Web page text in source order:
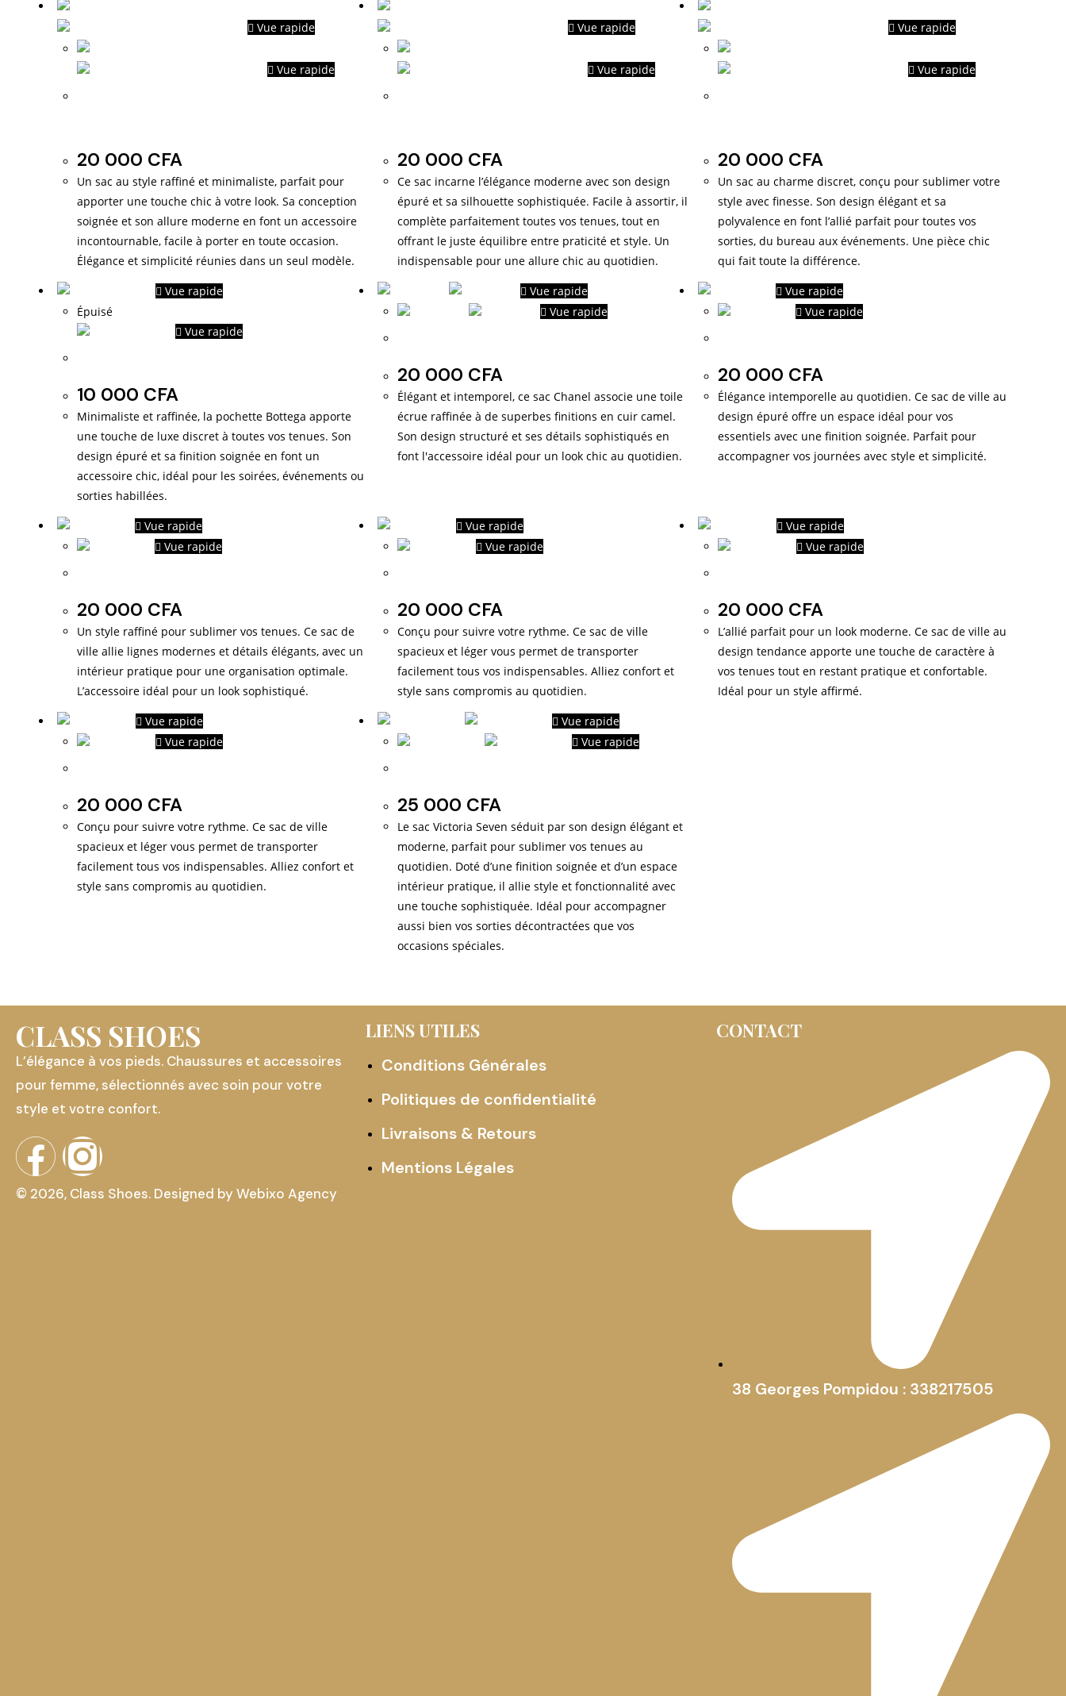
Vue rapide
Vue rapide
20 000 CFA
Un sac au style raffiné et minimaliste, parfait pour
apporter une touche chic à votre look. Sa conception
soignée et son allure moderne en font un accessoire
incontournable, facile à porter en toute occasion.
Élégance et simplicité réunies dans un seul modèle.
Vue rapide
Vue rapide
20 000 CFA
Ce sac incarne l’élégance moderne avec son design
épuré et sa silhouette sophistiquée. Facile à assortir, il
complète parfaitement toutes vos tenues, tout en
offrant le juste équilibre entre praticité et style. Un
indispensable pour une allure chic au quotidien.
Vue rapide
Vue rapide
20 000 CFA
Un sac au charme discret, conçu pour sublimer votre
style avec finesse. Son design élégant et sa
polyvalence en font l’allié parfait pour toutes vos
sorties, du bureau aux événements. Une pièce chic
qui fait toute la différence.
Vue rapide
Épuisé
Vue rapide
10 000 CFA
Minimaliste et raffinée, la pochette Bottega apporte
une touche de luxe discret à toutes vos tenues. Son
design épuré et sa finition soignée en font un
accessoire chic, idéal pour les soirées, événements ou
sorties habillées.
Vue rapide
Vue rapide
20 000 CFA
Élégant et intemporel, ce sac Chanel associe une toile
écrue raffinée à de superbes finitions en cuir camel.
Son design structuré et ses détails sophistiqués en
font l'accessoire idéal pour un look chic au quotidien.
Vue rapide
Vue rapide
20 000 CFA
Élégance intemporelle au quotidien. Ce sac de ville au
design épuré offre un espace idéal pour vos
essentiels avec une finition soignée. Parfait pour
accompagner vos journées avec style et simplicité.
Vue rapide
Vue rapide
20 000 CFA
Un style raffiné pour sublimer vos tenues. Ce sac de
ville allie lignes modernes et détails élégants, avec un
intérieur pratique pour une organisation optimale.
L’accessoire idéal pour un look sophistiqué.
Vue rapide
Vue rapide
20 000 CFA
Conçu pour suivre votre rythme. Ce sac de ville
spacieux et léger vous permet de transporter
facilement tous vos indispensables. Alliez confort et
style sans compromis au quotidien.
Vue rapide
Vue rapide
20 000 CFA
L’allié parfait pour un look moderne. Ce sac de ville au
design tendance apporte une touche de caractère à
vos tenues tout en restant pratique et confortable.
Idéal pour un style affirmé.
Vue rapide
Vue rapide
20 000 CFA
Conçu pour suivre votre rythme. Ce sac de ville
spacieux et léger vous permet de transporter
facilement tous vos indispensables. Alliez confort et
style sans compromis au quotidien.
Vue rapide
Vue rapide
25 000 CFA
Le sac Victoria Seven séduit par son design élégant et
moderne, parfait pour sublimer vos tenues au
quotidien. Doté d’une finition soignée et d’un espace
intérieur pratique, il allie style et fonctionnalité avec
une touche sophistiquée. Idéal pour accompagner
aussi bien vos sorties décontractées que vos
occasions spéciales.
CLASS SHOES
L’élégance à vos pieds. Chaussures et accessoires
pour femme, sélectionnés avec soin pour votre
style et votre confort.
© 2026, Class Shoes. Designed by Webixo Agency
LIENS UTILES
Conditions Générales
Politiques de confidentialité
Livraisons & Retours
Mentions Légales
CONTACT
38 Georges Pompidou : 338217505